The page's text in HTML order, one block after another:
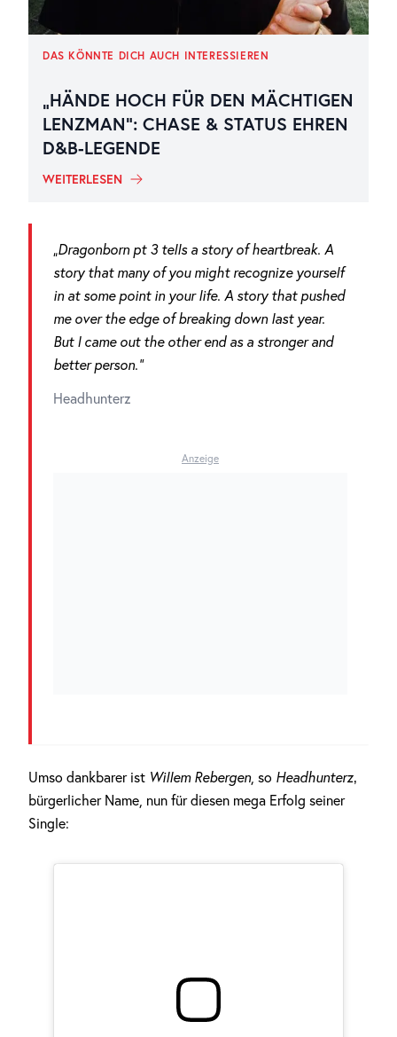
DAS KÖNNTE DICH AUCH INTERESSIEREN
„HÄNDE HOCH FÜR DEN MÄCHTIGEN
LENZMAN“: CHASE & STATUS EHREN
D&B-LEGENDE
WEITERLESEN
„Dragonborn pt 3 tells a story of heartbreak. A
story that many of you might recognize yourself
in at some point in your life. A story that pushed
me over the edge of breaking down last year.
But I came out the other end as a stronger and
better person.“
Headhunterz
Anzeige
Umso dankbarer ist Willem Rebergen, so Headhunterz‚
bürgerlicher Name, nun für diesen mega Erfolg seiner
Single: